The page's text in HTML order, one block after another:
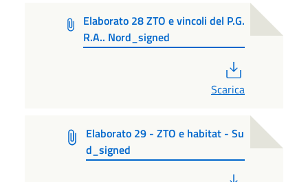
Elaborato 28 ZTO e vincoli del P.G.
R.A.. Nord_signed
Scarica
Elaborato 29 - ZTO e habitat - Su
d_signed